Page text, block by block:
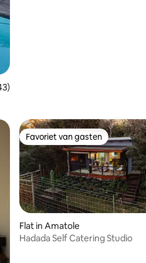
beoordeling van 4,79 op 5, 43
Favoriet van gasten
Favoriet van gasten
Flat in Amatole
Hadada Self Catering Studio